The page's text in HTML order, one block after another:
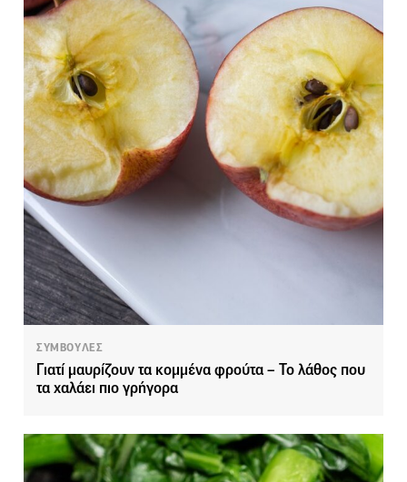
ΣΥΜΒΟΥΛΕΣ
Γιατί μαυρίζουν τα κομμένα φρούτα – Το λάθος που
τα χαλάει πιο γρήγορα